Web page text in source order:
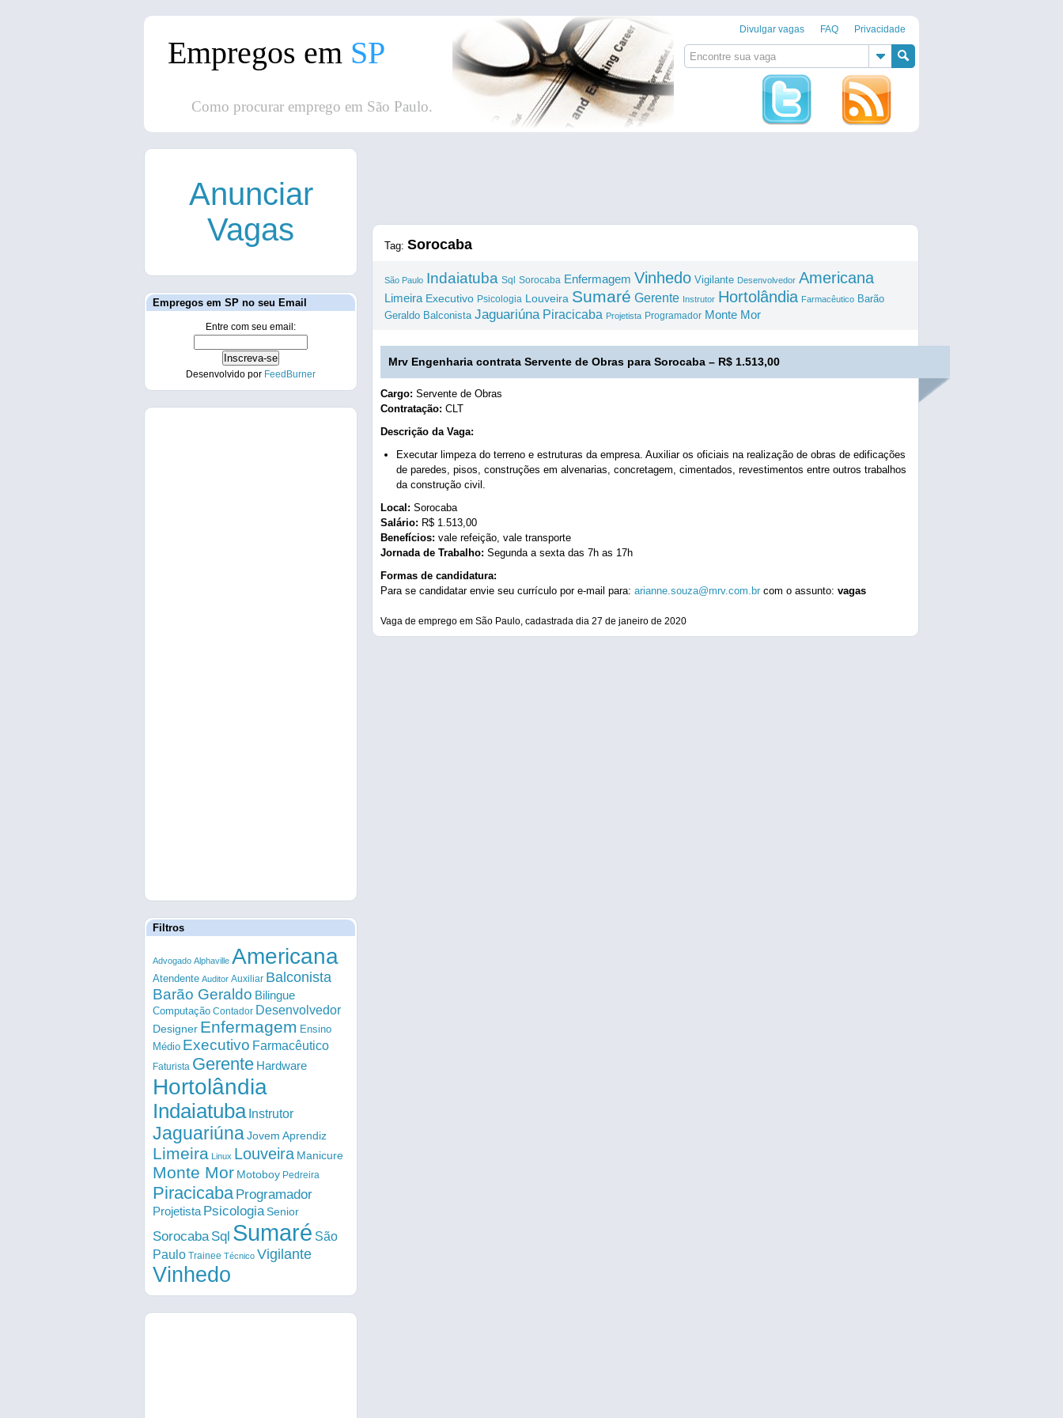
Divulgar vagas FAQ Privacidade
Empregos em SP
Como procurar emprego em São Paulo.
Anunciar
Vagas
Empregos em SP no seu Email
Entre com seu email:
Desenvolvido por FeedBurner
Filtros
Advogado Alphaville Americana
Atendente Auditor Auxiliar Balconista
Barão Geraldo Bilingue
Computação Contador Desenvolvedor
Designer Enfermagem Ensino
Médio Executivo Farmacêutico
Faturista Gerente Hardware
Hortolândia
Indaiatuba Instrutor
Jaguariúna Jovem Aprendiz
Limeira Linux Louveira Manicure
Monte Mor Motoboy Pedreira
Piracicaba Programador
Projetista PsicologiaSenior
Sorocaba Sql Sumaré São
Paulo Trainee Técnico Vigilante
Vinhedo
Tag: Sorocaba
São Paulo Indaiatuba Sql Sorocaba Enfermagem Vinhedo Vigilante Desenvolvedor Americana
Limeira Executivo Psicologia Louveira Sumaré Gerente Instrutor Hortolândia Farmacêutico Barão
Geraldo Balconista Jaguariúna Piracicaba Projetista Programador Monte Mor
Mrv Engenharia contrata Servente de Obras para Sorocaba – R$ 1.513,00
Cargo: Servente de Obras
Contratação: CLT
Descrição da Vaga:
Executar limpeza do terreno e estruturas da empresa. Auxiliar os oficiais na realização de obras de edificações
de paredes, pisos, construções em alvenarias, concretagem, cimentados, revestimentos entre outros trabalhos
da construção civil.
Local: Sorocaba
Salário: R$ 1.513,00
Benefícios: vale refeição, vale transporte
Jornada de Trabalho: Segunda a sexta das 7h as 17h
Formas de candidatura:
Para se candidatar envie seu currículo por e-mail para: arianne.souza@mrv.com.br com o assunto: vagas
Vaga de emprego em São Paulo, cadastrada dia 27 de janeiro de 2020